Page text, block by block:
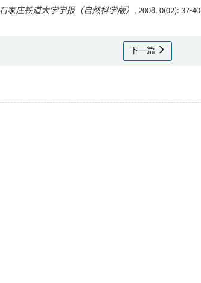
石家庄铁道大学学报（自然科学版） , 2008, 0(02): 37-40
下一篇